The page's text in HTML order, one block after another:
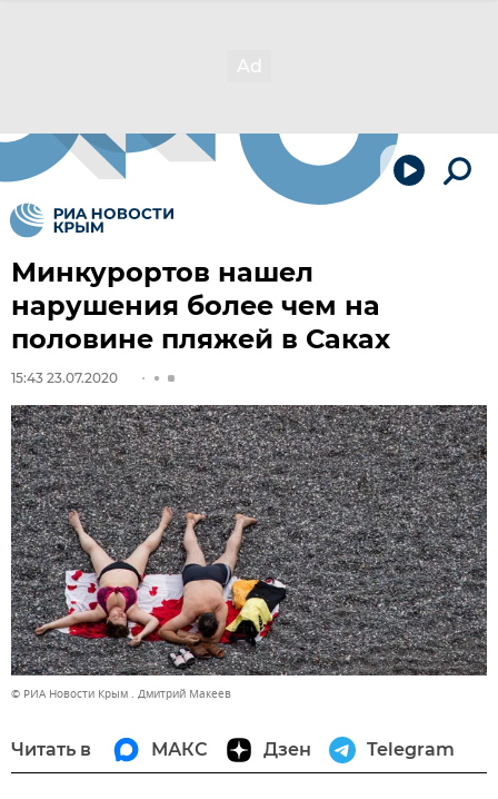
Минкурортов нашел
нарушения более чем на
половине пляжей в Саках
15:43 23.07.2020
© РИА Новости Крым . Дмитрий Макеев
Читать в МАКС Дзен Telegram